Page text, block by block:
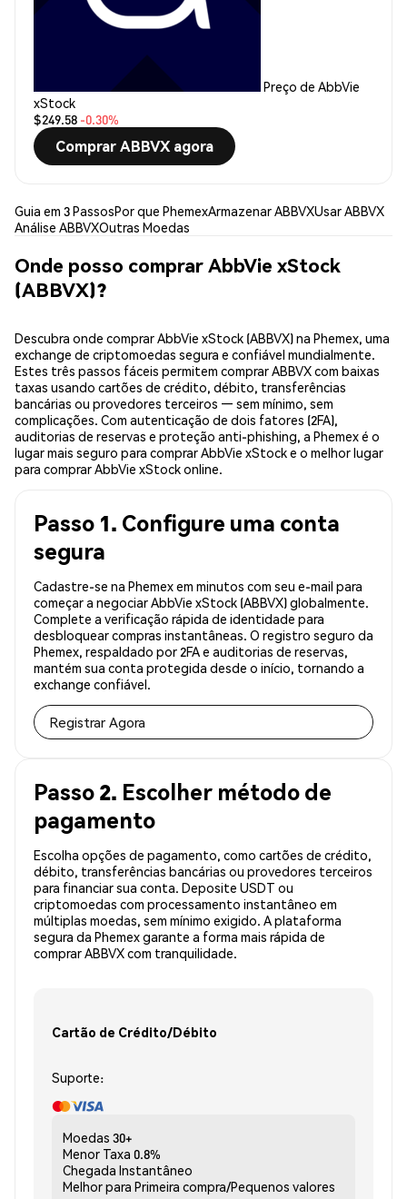
Preço de AbbVie
xStock
$249.58 -0.30%
Comprar ABBVX agora
Guia em 3 PassosPor que PhemexArmazenar ABBVXUsar ABBVX
Análise ABBVXOutras Moedas
Onde posso comprar AbbVie xStock
(ABBVX)?
Descubra onde comprar AbbVie xStock (ABBVX) na Phemex, uma
exchange de criptomoedas segura e confiável mundialmente.
Estes três passos fáceis permitem comprar ABBVX com baixas
taxas usando cartões de crédito, débito, transferências
bancárias ou provedores terceiros — sem mínimo, sem
complicações. Com autenticação de dois fatores (2FA),
auditorias de reservas e proteção anti-phishing, a Phemex é o
lugar mais seguro para comprar AbbVie xStock e o melhor lugar
para comprar AbbVie xStock online.
Passo 1. Configure uma conta
segura
Cadastre-se na Phemex em minutos com seu e-mail para
começar a negociar AbbVie xStock (ABBVX) globalmente.
Complete a verificação rápida de identidade para
desbloquear compras instantâneas. O registro seguro da
Phemex, respaldado por 2FA e auditorias de reservas,
mantém sua conta protegida desde o início, tornando a
exchange confiável.
Registrar Agora
Passo 2. Escolher método de
pagamento
Escolha opções de pagamento, como cartões de crédito,
débito, transferências bancárias ou provedores terceiros
para financiar sua conta. Deposite USDT ou
criptomoedas com processamento instantâneo em
múltiplas moedas, sem mínimo exigido. A plataforma
segura da Phemex garante a forma mais rápida de
comprar ABBVX com tranquilidade.
Cartão de Crédito/Débito
Suporte:
Moedas 30+
Menor Taxa 0.8%
Chegada Instantâneo
Melhor para Primeira compra/Pequenos valores